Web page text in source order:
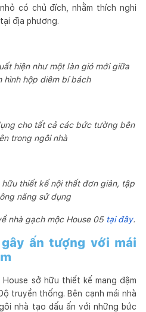
có chủ đích, nhằm thích nghi
địa phương.
hiện như một làn gió mới giữa
hình hộp diêm bí bách
cho tất cả các bức tường bên
trong ngôi nhà
thiết kế nội thất đơn giản, tập
năng sử dụng
nhà gạch mộc House 05 tại đây.
ấn tượng với mái
House sở hữu thiết kế mang đậm
truyền thống. Bên cạnh mái nhà
nhà tạo dấu ấn với những bức